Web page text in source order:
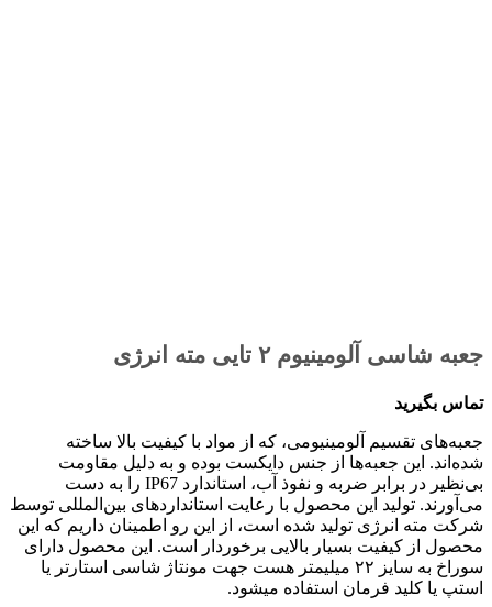
جعبه شاسی آلومینیوم ۲ تایی مته انرژی
تماس بگیرید
جعبه‌های تقسیم آلومینیومی، که از مواد با کیفیت بالا ساخته
شده‌اند. این جعبه‌ها از جنس دایکست بوده و به دلیل مقاومت
بی‌نظیر در برابر ضربه و نفوذ آب، استاندارد IP67 را به دست
می‌آورند. تولید این محصول با رعایت استانداردهای بین‌المللی توسط
شرکت مته انرژی تولید شده است، از این رو اطمینان داریم که این
محصول از کیفیت بسیار بالایی برخوردار است. این محصول دارای
سوراخ به سایز ۲۲ میلیمتر هست جهت مونتاژ شاسی استارتر یا
استپ یا کلید فرمان استفاده میشود.